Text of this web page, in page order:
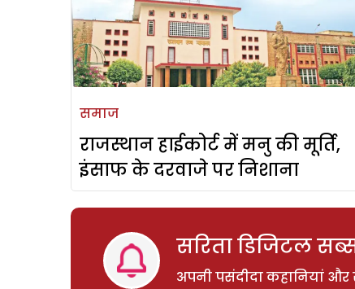
समाज
राजस्थान हाईकोर्ट में मनु की मूर्ति,
इंसाफ के दरवाजे पर निशाना
सरिता डिजिटल
अपनी पसंदीदा कहानियां और